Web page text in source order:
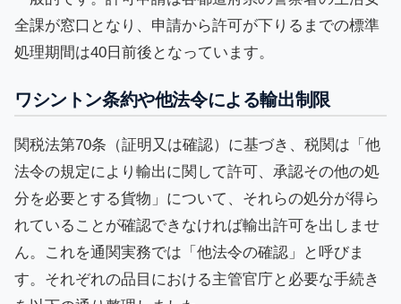
全課が窓口となり、申請から許可が下りるまでの標準
処理期間は40日前後となっています。
ワシントン条約や他法令による輸出制限
関税法第70条（証明又は確認）に基づき、税関は「他
法令の規定により輸出に関して許可、承認その他の処
分を必要とする貨物」について、それらの処分が得ら
れていることが確認できなければ輸出許可を出しませ
ん。これを通関実務では「他法令の確認」と呼びま
す。それぞれの品目における主管官庁と必要な手続き